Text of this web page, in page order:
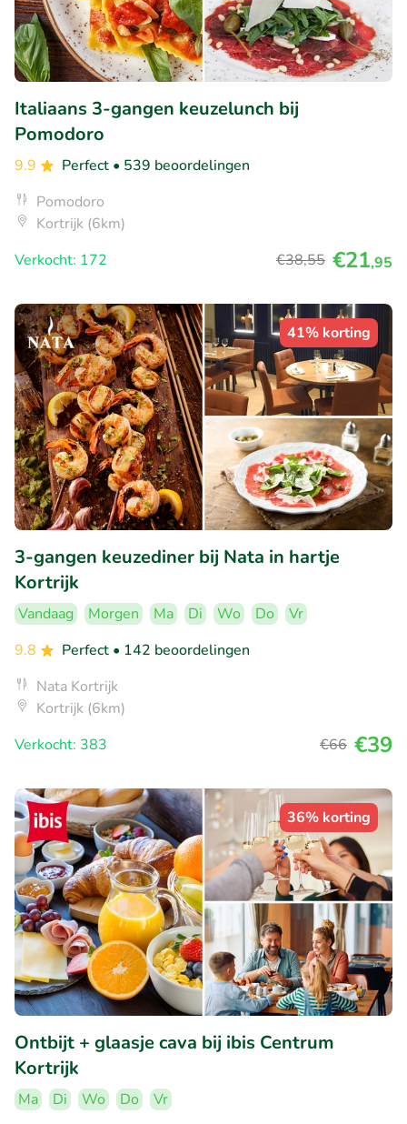
Italiaans 3-gangen keuzelunch bij
Pomodoro
9.9 Perfect • 539 beoordelingen
Pomodoro
Kortrijk (6km)
Verkocht: 172
€38,55 €21,95
41% korting
3-gangen keuzediner bij Nata in hartje
Kortrijk
Vandaag Morgen Ma Di Wo Do
Vr
9.8
Perfect • 142 beoordelingen
Nata Kortrijk
Kortrijk (6km)
Verkocht: 383
€66 €39
36% korting
Ontbijt + glaasje cava bij ibis Centrum
Kortrijk
Ma Di Wo Do
Vr